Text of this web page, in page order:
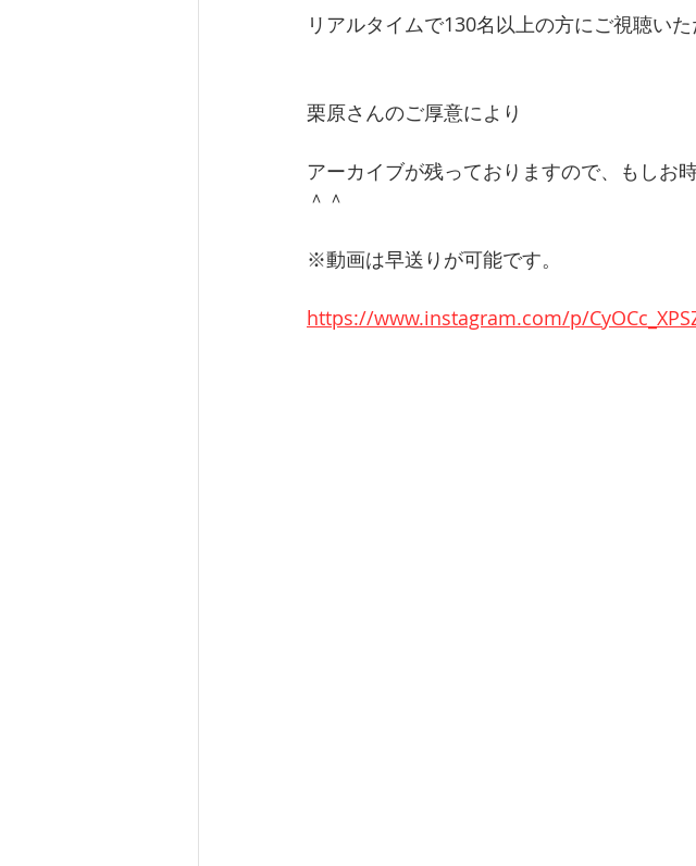
リアルタイムで130名以上の方にご視聴い
栗原さんのご厚意により
アーカイブが残っておりますので、もしお
＾＾
※動画は早送りが可能です。
https://www.instagram.com/p/